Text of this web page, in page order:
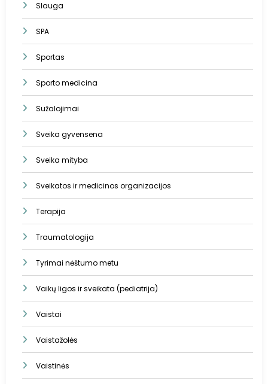
Slauga
SPA
Sportas
Sporto medicina
Sužalojimai
Sveika gyvensena
Sveika mityba
Sveikatos ir medicinos organizacijos
Terapija
Traumatologija
Tyrimai nėštumo metu
Vaikų ligos ir sveikata (pediatrija)
Vaistai
Vaistažolės
Vaistinės